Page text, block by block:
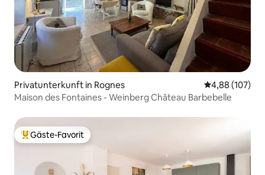
Privatunterkunft in Rognes
4,88 (107)
Maison des Fontaines - Weinberg Château Barbebelle
Beliebter Gäste-Favorit.
Gäste-Favorit